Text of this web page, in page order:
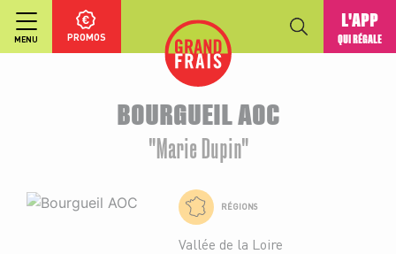
MENU PROMOS
L'APP
QUI RÉGALE
BOURGUEIL AOC
"Marie Dupin"
RÉGIONS
Vallée de la Loire